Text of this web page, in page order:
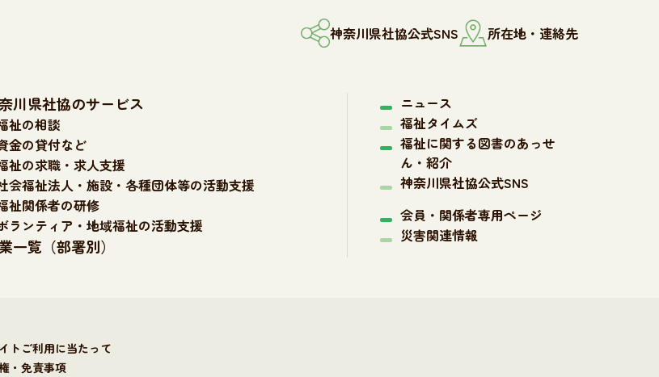
神奈川県社協公式SNS 所在地・連絡先
川県社協のサービス
祉の相談
金の貸付など
祉の求職・求人支援
会福祉法人・施設・各種団体等の活動支援
祉関係者の研修
ランティア・地域福祉の活動支援
一覧（部署別）
ニュース
福祉タイムズ
福祉に関する図書のあっせ
ん・紹介
神奈川県社協公式SNS
会員・関係者専用ページ
災害関連情報
トご利用に当たって
・免責事項